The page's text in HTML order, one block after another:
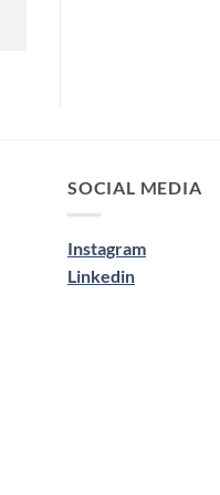
SOCIAL MEDIA
Instagram
Linkedin